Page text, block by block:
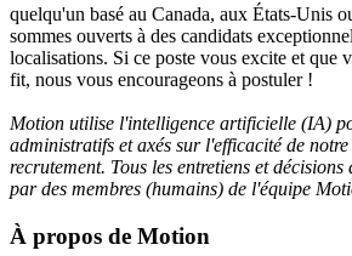
quelqu'un basé au Canada, aux États-Unis
sommes ouverts à des candidats
localisations. Si ce poste vous excite et que
fit, nous vous encourageons à postuler !
Motion utilise l'intelligence artificielle (IA)
administratifs et axés sur l'efficacité de notre
recrutement. Tous les entretiens et
par des membres (humains) de l'équipe
À propos de Motion